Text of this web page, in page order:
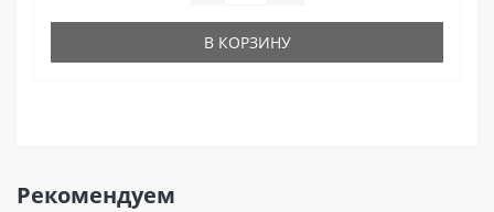
В КОРЗИНУ
Рекомендуем